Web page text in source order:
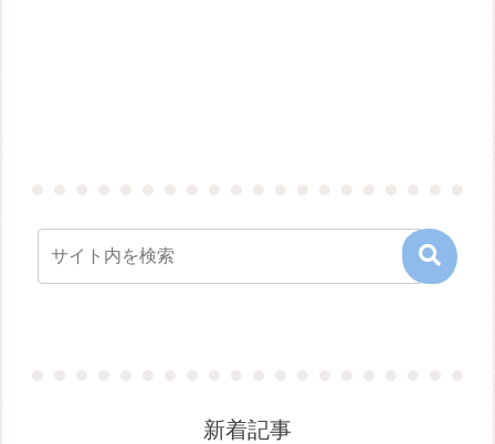
新着記事